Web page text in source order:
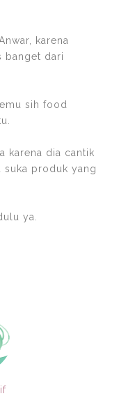
karena
banget dari
sih food
karena dia cantik
suka produk yang
ya.